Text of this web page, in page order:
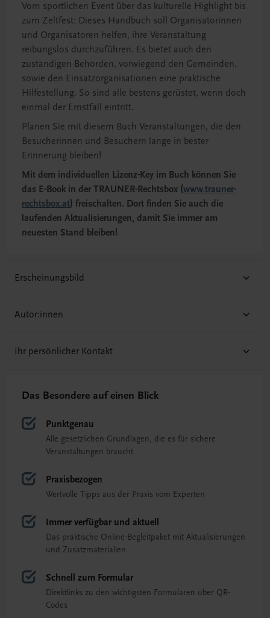
Vom sportlichen Event über das kulturelle Highlight bis
zum Zeltfest: Dieses Handbuch soll Organisatorinnen
und Organisatoren helfen, ihre Veranstaltung
reibungslos durchzuführen. Es bietet auch den
zuständigen Behörden, vorwiegend den Gemeinden,
sowie den Einsatzorganisationen eine praktische
Hilfestellung. So sind alle bestens gerüstet, wenn doch
einmal der Ernstfall eintritt.
Planen Sie mit diesem Buch Veranstaltungen, die den
Besucherinnen und Besuchern lange in bester
Erinnerung bleiben!
Mit dem individuellen Lizenz-Key im Buch können Sie
das E-Book in der TRAUNER-Rechtsbox (www.trauner-
rechtsbox.at) freischalten. Dort finden Sie auch die
laufenden Aktualisierungen, damit Sie immer am
neuesten Stand bleiben!
Erscheinungsbild
Autor:innen
Ihr persönlicher Kontakt
Das Besondere auf einen Blick
Punktgenau
Alle gesetzlichen Grundlagen, die es für sichere
Veranstaltungen braucht
Praxisbezogen
Wertvolle Tipps aus der Praxis vom Experten
Immer verfügbar und aktuell
Das praktische Online-Begleitpaket mit Aktualisierungen
und Zusatzmaterialien
Schnell zum Formular
Direktlinks zu den wichtigsten Formularen über QR-
Codes